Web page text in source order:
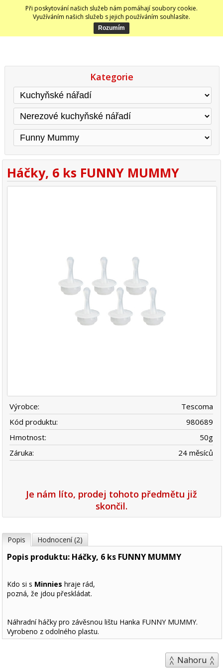
Při poskytování našich služeb nám pomáhají soubory cookie.
Využíváním našich služeb s jejich používáním souhlasíte.
Kategorie
Háčky, 6 ks FUNNY MUMMY
Výrobce:
Tescoma
Kód produktu:
980689
Hmotnost:
50g
Záruka:
24 měsíců
Je nám líto, prodej tohoto předmětu již
skončil.
Popis Hodnocení (2)
Popis produktu: Háčky, 6 ks FUNNY MUMMY
Kdo si s Minnies hraje rád,
pozná, že jdou přeskládat.
Náhradní háčky pro závěsnou lištu Hanka FUNNY MUMMY.
Vyrobeno z odolného plastu.
Nahoru